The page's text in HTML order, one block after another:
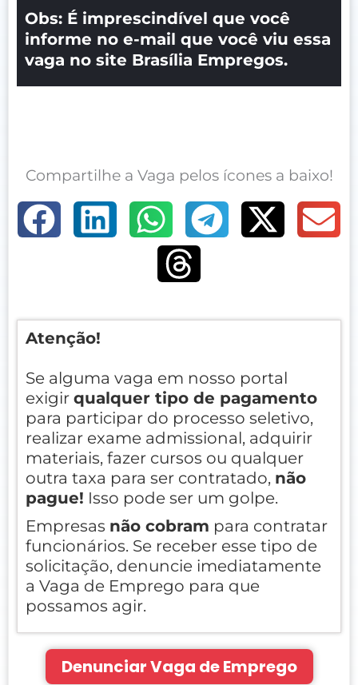
Obs: É imprescindível que você
informe no e-mail que você viu essa
vaga no site Brasília Empregos.
Compartilhe a Vaga pelos ícones a baixo!
Atenção!
Se alguma vaga em nosso portal
exigir qualquer tipo de pagamento
para participar do processo seletivo,
realizar exame admissional, adquirir
materiais, fazer cursos ou qualquer
outra taxa para ser contratado, não
pague! Isso pode ser um golpe.
Empresas não cobram para contratar
funcionários. Se receber esse tipo de
solicitação, denuncie imediatamente
a Vaga de Emprego para que
possamos agir.
Denunciar Vaga de Emprego